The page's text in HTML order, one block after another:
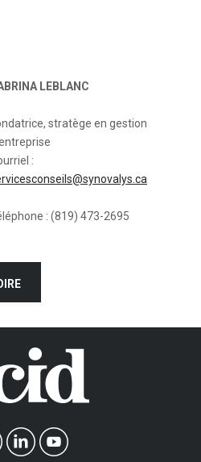
LEBLANC
stratège en gestion
:
: (819) 473-2695